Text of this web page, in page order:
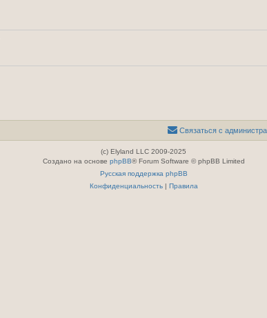
Связаться с
(c) Elyland LLC 2009-2025
Создано на основе phpBB® Forum Software © phpBB Limited
Русская поддержка phpBB
Конфиденциальность| Правила